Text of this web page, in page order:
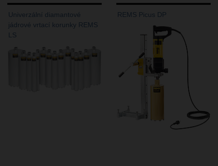
Univerzální diamantové
jádrové vrtací korunky REMS
LS
REMS Picus DP